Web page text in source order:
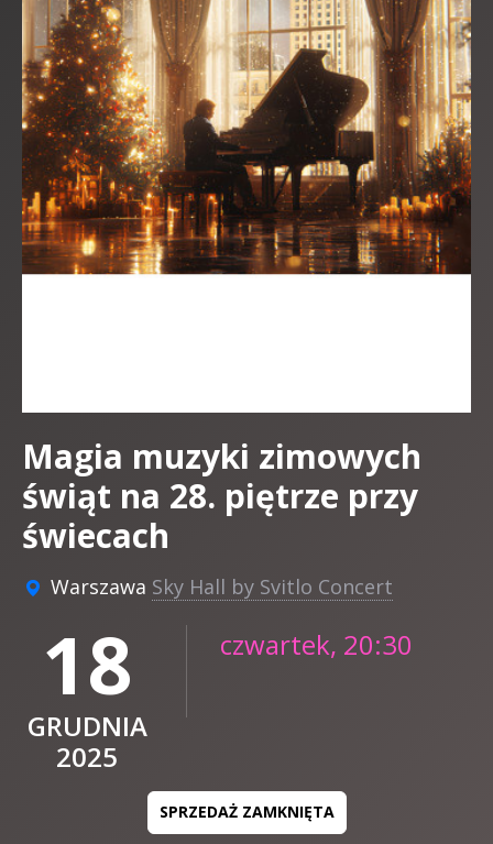
Magia muzyki zimowych
świąt na 28. piętrze przy
świecach
Warszawa Sky Hall by Svitlo Concert
18
GRUDNIA
2025
czwartek, 20:30
SPRZEDAŻ ZAMKNIĘTA